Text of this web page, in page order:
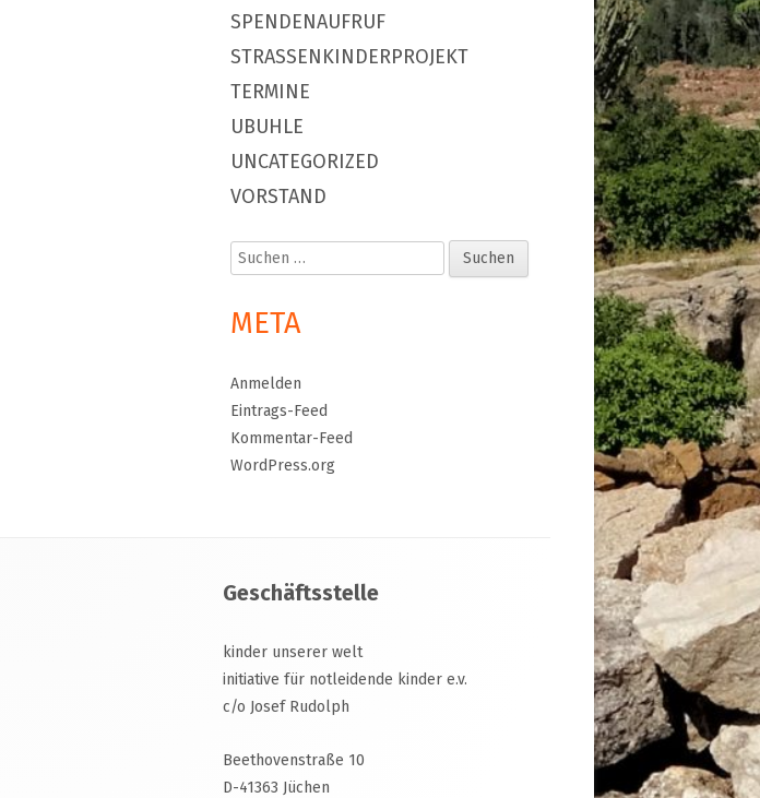
SPENDENAUFRUF
STRASSENKINDERPROJEKT
TERMINE
UBUHLE
UNCATEGORIZED
VORSTAND
Suchen
nach:
META
Anmelden
Eintrags-Feed
Kommentar-Feed
WordPress.org
Geschäftsstelle
kinder unserer welt
initiative für notleidende kinder e.v.
c/o Josef Rudolph
Beethovenstraße 10
D-41363 Jüchen